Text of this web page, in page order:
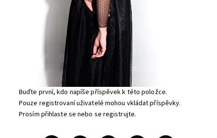
Buďte první, kdo napíše příspěvek k této položce.
Pouze registrovaní uživatelé mohou vkládat příspěvky.
Prosím přihlaste se nebo se registrujte.